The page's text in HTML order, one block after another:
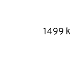
1499